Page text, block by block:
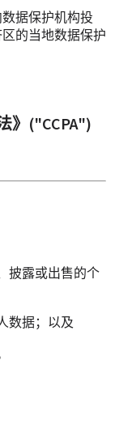
据保护机构投
的当地数据保护
》("CCPA")
披露或出售的个
数据；以及